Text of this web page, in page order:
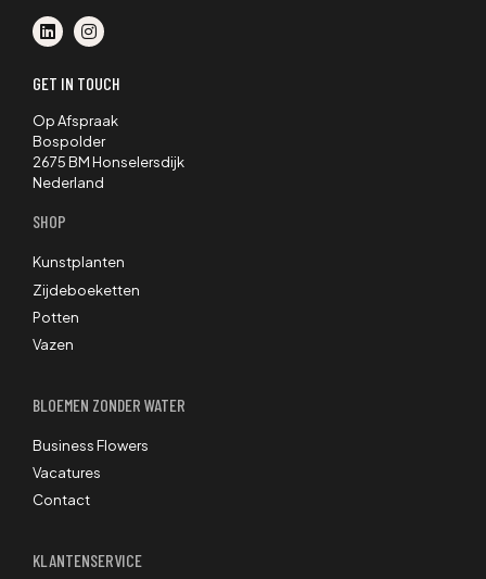
GET IN TOUCH
Op Afspraak
Bospolder
2675 BM Honselersdijk
Nederland
SHOP
Kunstplanten
Zijdeboeketten
Potten
Vazen
BLOEMEN ZONDER WATER
Business Flowers
Vacatures
Contact
KLANTENSERVICE